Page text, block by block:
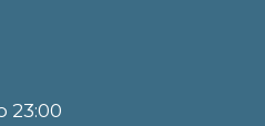
23:00